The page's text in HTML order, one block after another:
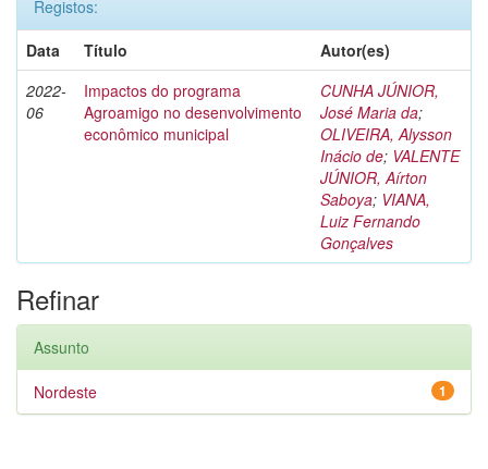
Registos:
Data
Título
Autor(es)
2022-
06
Impactos do programa
Agroamigo no desenvolvimento
econômico municipal
CUNHA JÚNIOR,
José Maria da;
OLIVEIRA, Alysson
Inácio de; VALENTE
JÚNIOR, Aírton
Saboya; VIANA,
Luiz Fernando
Gonçalves
Refinar
Assunto
1
Nordeste